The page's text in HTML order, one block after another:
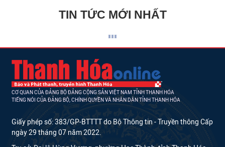
TIN TỨC MỚI NHẤT
CƠ QUAN CỦA ĐẢNG BỘ ĐẢNG CỘNG SẢN VIỆT NAM TỈNH THANH HÓA
TIẾNG NÓI CỦA ĐẢNG BỘ, CHÍNH QUYỀN VÀ NHÂN DÂN TỈNH THANH HÓA
Giấy phép số: 383/GP-BTTTT do Bộ Thông tin - Truyền thông Cấp
ngày 29 tháng 07 năm 2022.